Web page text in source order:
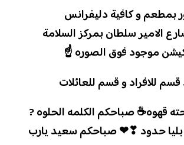
بمطعم و كافية دليفرانس
الامير سلطان بمركز السلامة
موجود فوق الصوره ☝
للافراد و قسم للعائلات
قهوه☕ صباحكم الكلمه الحلوه ?
حدود ❣❤ صباحكم سعيد يارب